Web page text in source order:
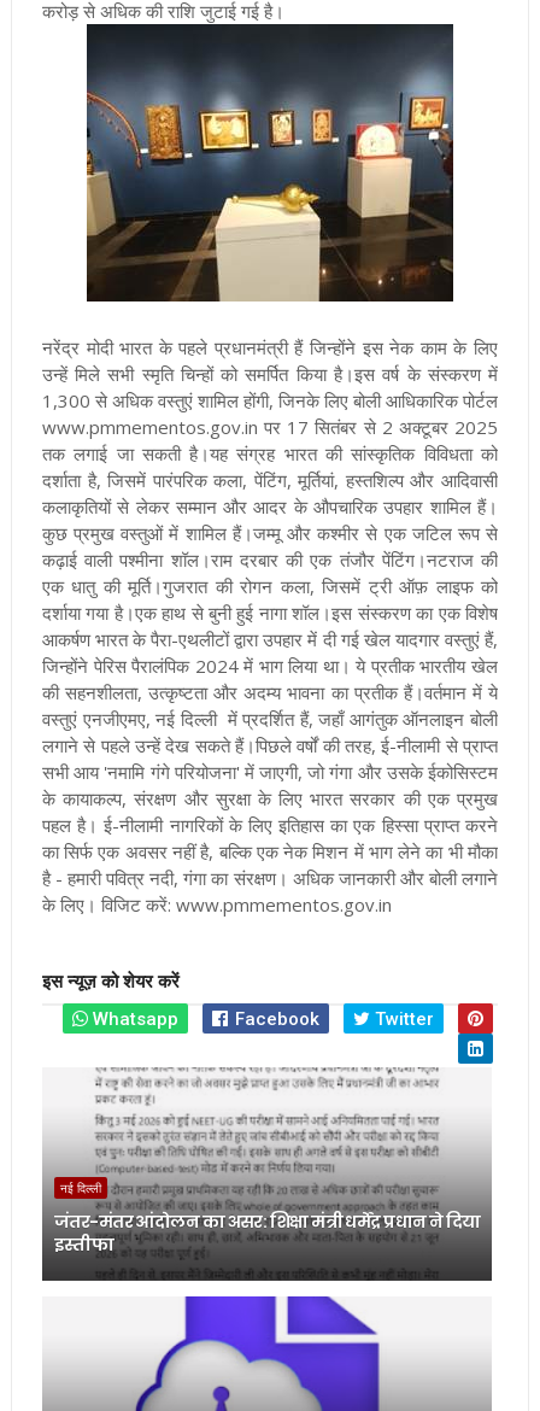
करोड़ से अधिक की राशि जुटाई गई है।
नरेंद्र मोदी भारत के पहले प्रधानमंत्री हैं जिन्होंने इस नेक काम के लिए
उन्हें मिले सभी स्मृति चिन्हों को समर्पित किया है।इस वर्ष के संस्करण में
1,300 से अधिक वस्तुएं शामिल होंगी, जिनके लिए बोली आधिकारिक पोर्टल
www.pmmementos.gov.in पर 17 सितंबर से 2 अक्टूबर 2025
तक लगाई जा सकती है।यह संग्रह भारत की सांस्कृतिक विविधता को
दर्शाता है, जिसमें पारंपरिक कला, पेंटिंग, मूर्तियां, हस्तशिल्प और आदिवासी
कलाकृतियों से लेकर सम्मान और आदर के औपचारिक उपहार शामिल हैं।
कुछ प्रमुख वस्तुओं में शामिल हैं।जम्मू और कश्मीर से एक जटिल रूप से
कढ़ाई वाली पश्मीना शॉल।राम दरबार की एक तंजौर पेंटिंग।नटराज की
एक धातु की मूर्ति।गुजरात की रोगन कला, जिसमें ट्री ऑफ़ लाइफ को
दर्शाया गया है‌।एक हाथ से बुनी हुई नागा शॉल।इस संस्करण का एक विशेष
आकर्षण भारत के पैरा-एथलीटों द्वारा उपहार में दी गई खेल यादगार वस्तुएं हैं,
जिन्होंने पेरिस पैरालंपिक 2024 में भाग लिया था। ये प्रतीक भारतीय खेल
की सहनशीलता, उत्कृष्टता और अदम्य भावना का प्रतीक हैं।वर्तमान में ये
वस्तुएं एनजीएमए, नई दिल्ली में प्रदर्शित हैं, जहाँ आगंतुक ऑनलाइन बोली
लगाने से पहले उन्हें देख सकते हैं।पिछले वर्षों की तरह, ई-नीलामी से प्राप्त
सभी आय 'नमामि गंगे परियोजना' में जाएगी, जो गंगा और उसके ईकोसिस्टम
के कायाकल्प, संरक्षण और सुरक्षा के लिए भारत सरकार की एक प्रमुख
पहल है। ई-नीलामी नागरिकों के लिए इतिहास का एक हिस्सा प्राप्त करने
का सिर्फ एक अवसर नहीं है, बल्कि एक नेक मिशन में भाग लेने का भी मौका
है - हमारी पवित्र नदी, गंगा का संरक्षण। अधिक जानकारी और बोली लगाने
के लिए। विजिट करें: www.pmmementos.gov.in
इस न्यूज़ को शेयर करें
Whatsapp
Facebook Twitter
नई दिल्ली
जंतर-मंतर आंदोलन का असर: शिक्षा मंत्री धर्मेंद्र प्रधान ने दिया
इस्तीफा